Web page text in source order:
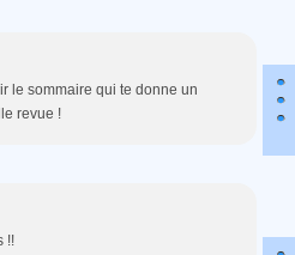
le sommaire qui te donne un
revue !
!!